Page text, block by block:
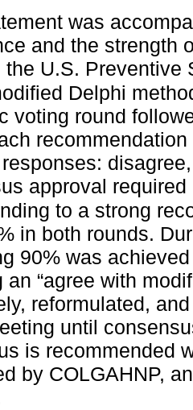
was
and the strength
U.S. Preventive
Delphi
voting round
approval
to a strong
in both rounds.
90% was
an “agree with
reformulated,
until
is recommended
by COLGAHNP,